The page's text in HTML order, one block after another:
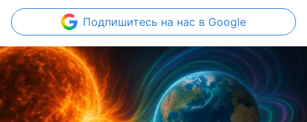
Подпишитесь на нас в Google